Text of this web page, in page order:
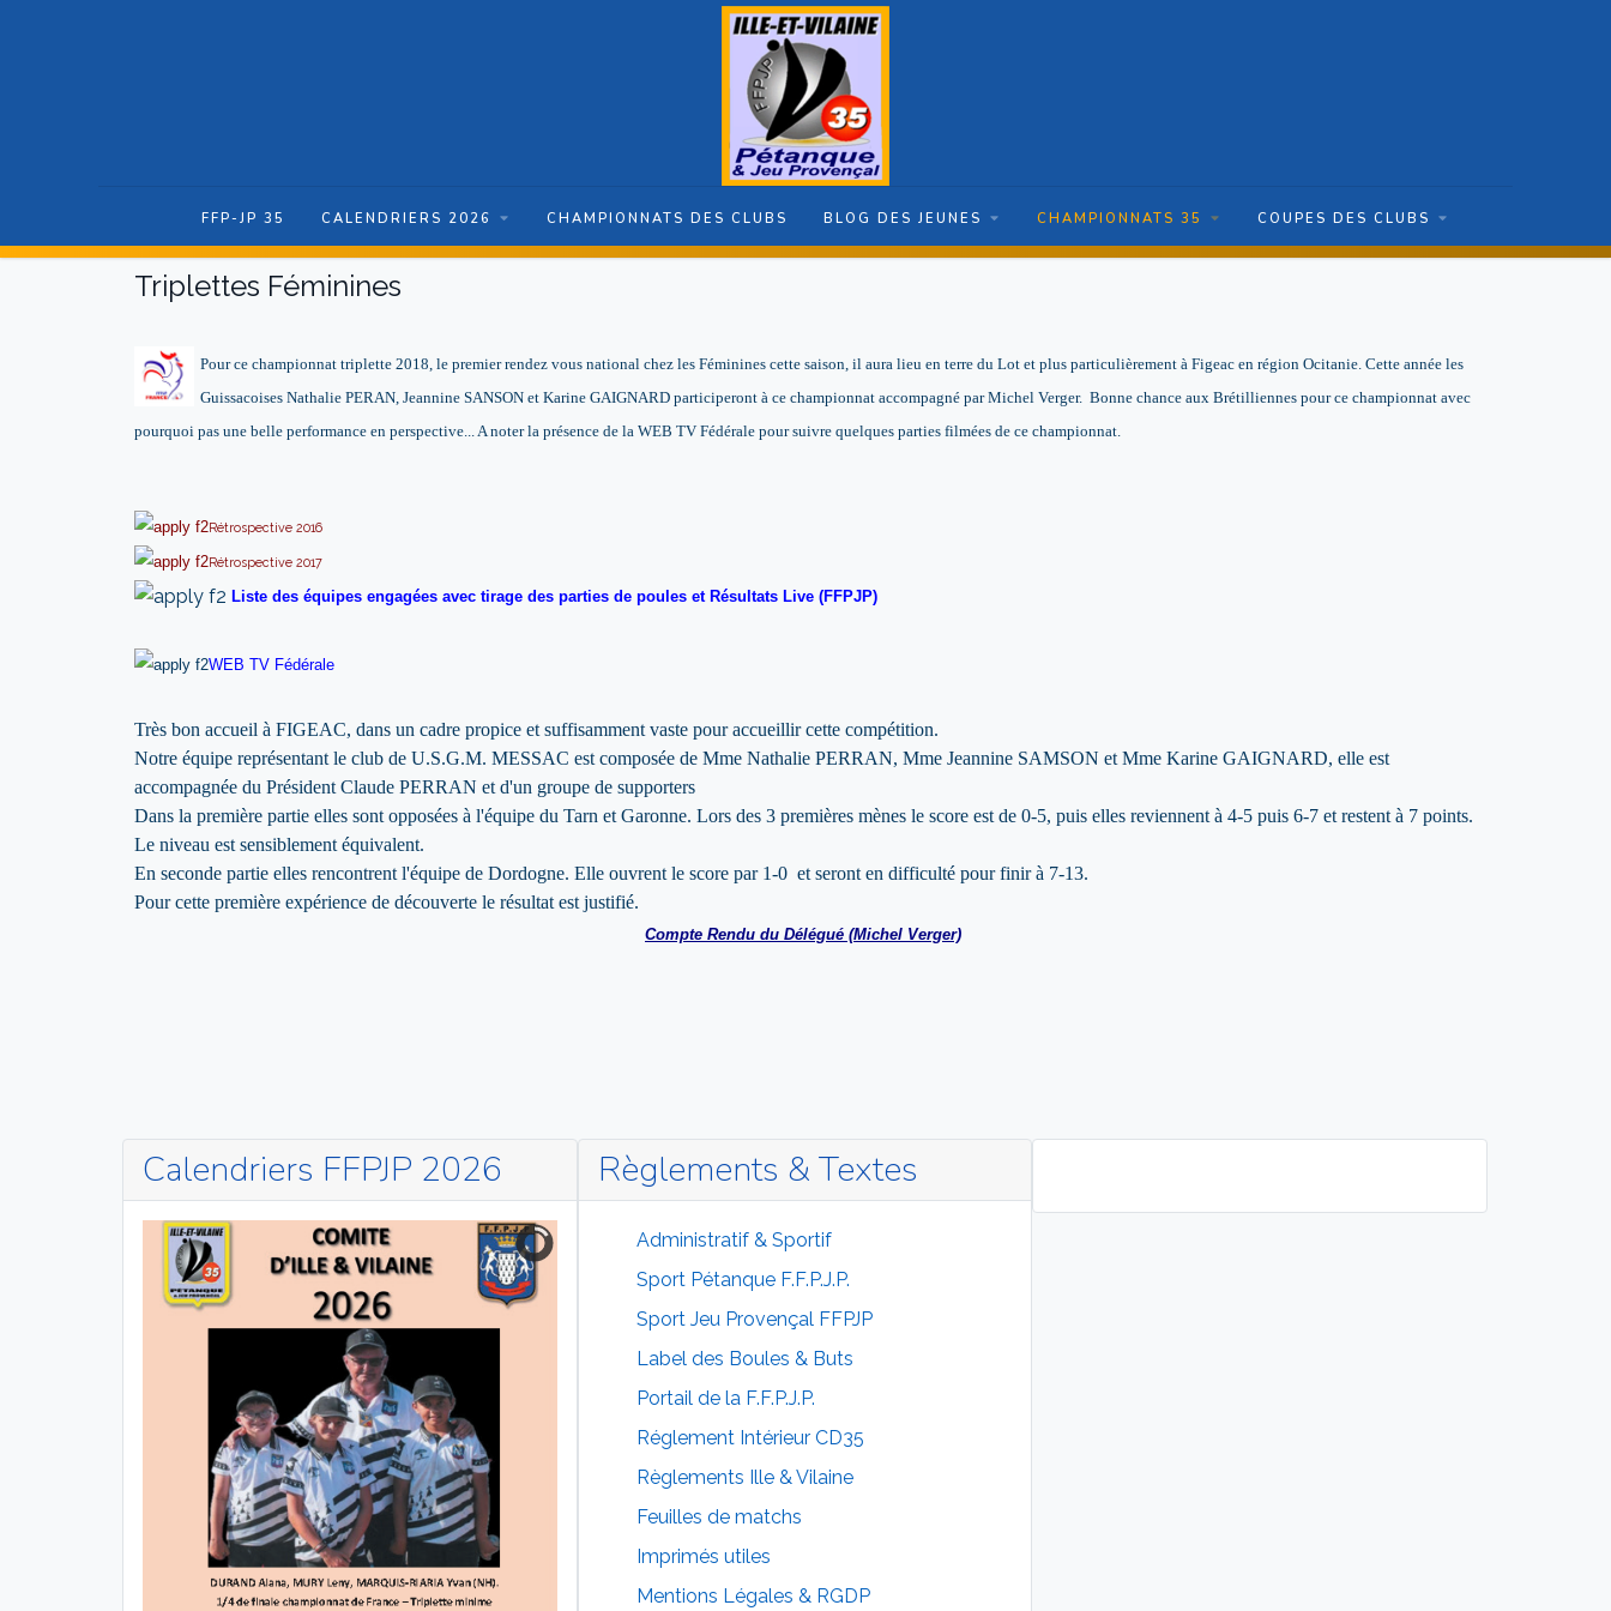
FFP-JP 35 CALENDRIERS 2026 CHAMPIONNATS DES CLUBS BLOG DES JEUNES CHAMPIONNATS 35 COUPES DES CLUBS
Triplettes Féminines
Pour ce championnat triplette 2018, le premier rendez vous national chez les Féminines cette saison, il aura lieu en terre du Lot et plus particulièrement à Figeac en région Ocitanie. Cette année les
Guissacoises Nathalie PERAN, Jeannine SANSON et Karine GAIGNARD participeront à ce championnat accompagné par Michel Verger. Bonne chance aux Brétilliennes pour ce championnat avec
pourquoi pas une belle performance en perspective... A noter la présence de la WEB TV Fédérale pour suivre quelques parties filmées de ce championnat.
Rétrospective 2016
Rétrospective 2017
Liste des équipes engagées avec tirage des parties de poules et Résultats Live (FFPJP)
WEB TV Fédérale
Très bon accueil à FIGEAC, dans un cadre propice et suffisamment vaste pour accueillir cette compétition.
Notre équipe représentant le club de U.S.G.M. MESSAC est composée de Mme Nathalie PERRAN, Mme Jeannine SAMSON et Mme Karine GAIGNARD, elle est
accompagnée du Président Claude PERRAN et d'un groupe de supporters
Dans la première partie elles sont opposées à l'équipe du Tarn et Garonne. Lors des 3 premières mènes le score est de 0-5, puis elles reviennent à 4-5 puis 6-7 et restent à 7 points.
Le niveau est sensiblement équivalent.
En seconde partie elles rencontrent l'équipe de Dordogne. Elle ouvrent le score par 1-0 et seront en difficulté pour finir à 7-13.
Pour cette première expérience de découverte le résultat est justifié.
Compte Rendu du Délégué (Michel Verger)
Calendriers FFPJP 2026 Règlements & Textes
Administratif & Sportif
Sport Pétanque F.F.P.J.P.
Sport Jeu Provençal FFPJP
Label des Boules & Buts
Portail de la F.F.P.J.P.
Réglement Intérieur CD35
Règlements Ille & Vilaine
Feuilles de matchs
Imprimés utiles
Mentions Légales & RGDP